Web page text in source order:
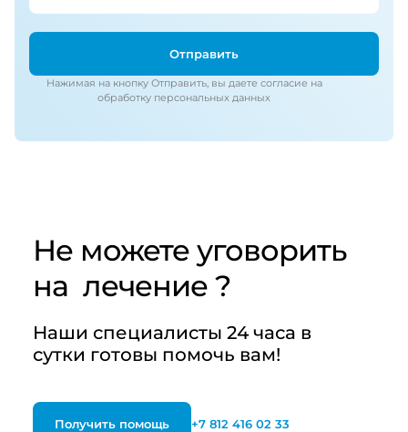
Отправить
Нажимая на кнопку Отправить, вы даете согласие на
обработку персональных данных
Не можете уговорить
на лечение ?
Наши специалисты 24 часа в
сутки готовы помочь вам!
Получить помощь +7 812 416 02 33